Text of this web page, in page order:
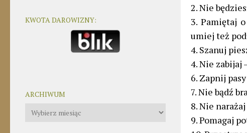
2. Nie
3. Pamiętaj
umiej też
4. Szanuj
4. Nie zabijaj
6. Zapnij
7. Nie bądź
8. Nie
9. Pomagaj
KWOTA DAROWIZNY:
ARCHIWUM
Archiwum